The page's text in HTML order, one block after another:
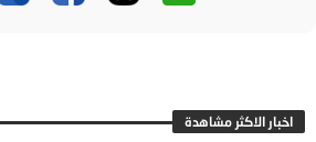
اخبار الاكثر مشاهدة